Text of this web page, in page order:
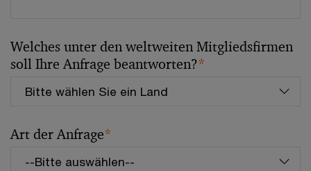
Welches unter den weltweiten Mitgliedsfirmen
soll Ihre Anfrage beantworten?*
Art der Anfrage*